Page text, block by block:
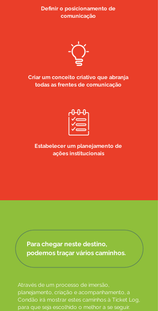
Definir o posicionamento de
comunicação
Criar um conceito criativo que abranja
todas as frentes de comunicação
Estabelecer um planejamento de
ações institucionais
Para chegar neste destino,
podemos traçar vários caminhos.
Através de um processo de imersão,
planejamento, criação e acompanhamento, a
Condão irá mostrar estes caminhos à Ticket Log,
para que seja escolhido o melhor a se seguir.